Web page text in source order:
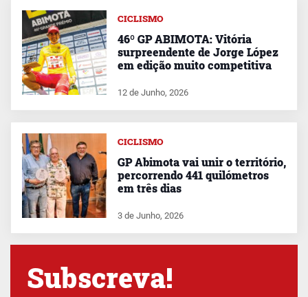
CICLISMO
46º GP ABIMOTA: Vitória
surpreendente de Jorge López
em edição muito competitiva
12 de Junho, 2026
CICLISMO
GP Abimota vai unir o território,
percorrendo 441 quilómetros
em três dias
3 de Junho, 2026
Subscreva!